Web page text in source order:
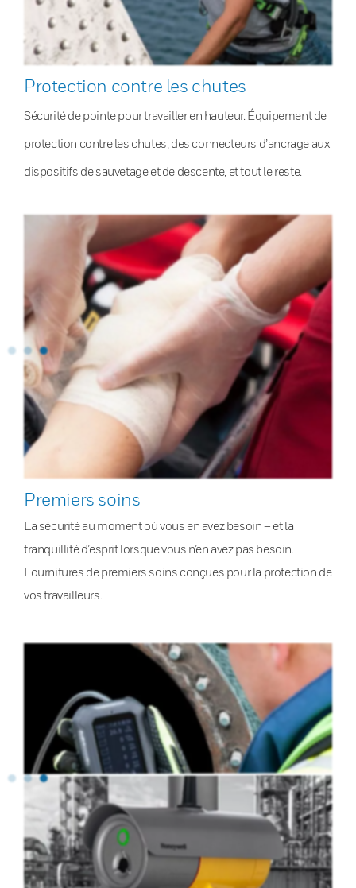
Protection contre les chutes
Sécurité de pointe pour travailler en hauteur. Équipement de
protection contre les chutes, des connecteurs d’ancrage aux
dispositifs de sauvetage et de descente, et tout le reste.
Premiers soins
La sécurité au moment où vous en avez besoin – et la
tranquillité d’esprit lorsque vous n’en avez pas besoin.
Fournitures de premiers soins conçues pour la protection de
vos travailleurs.